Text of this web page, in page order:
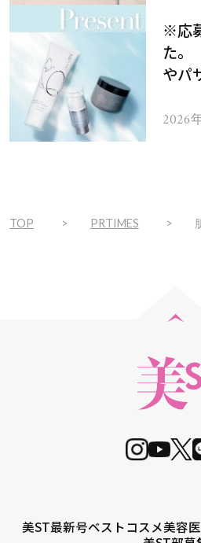
※応
た。
やパ
ムを
2026
TOP PRTIMES
美ST最新号ベストコスメ美容